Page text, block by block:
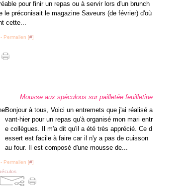
pour finir un repas ou à servir lors d'un brunch
le préconisait le magazine Saveurs (de février) d'où
cette...
- Permalien [#]
Mousse aux spéculoos sur pailletée feuilletine
Bonjour à tous, Voici un entremets que j'ai réalisé a
vant-hier pour un repas qu'à organisé mon mari entr
e collègues. Il m'a dit qu'il a été très apprécié. Ce d
essert est facile à faire car il n'y a pas de cuisson
au four. Il est composé d'une mousse de...
- Permalien [#]